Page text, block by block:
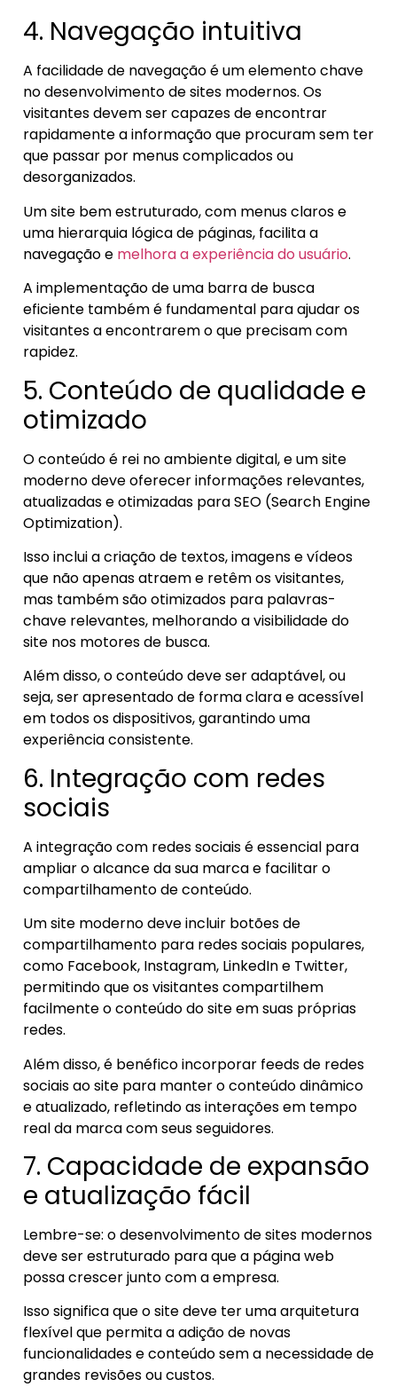
4. Navegação intuitiva
A facilidade de navegação é um elemento chave
no desenvolvimento de sites modernos. Os
visitantes devem ser capazes de encontrar
rapidamente a informação que procuram sem ter
que passar por menus complicados ou
desorganizados.
Um site bem estruturado, com menus claros e
uma hierarquia lógica de páginas, facilita a
navegação e melhora a experiência do usuário.
A implementação de uma barra de busca
eficiente também é fundamental para ajudar os
visitantes a encontrarem o que precisam com
rapidez.
5. Conteúdo de qualidade e
otimizado
O conteúdo é rei no ambiente digital, e um site
moderno deve oferecer informações relevantes,
atualizadas e otimizadas para SEO (Search Engine
Optimization).
Isso inclui a criação de textos, imagens e vídeos
que não apenas atraem e retêm os visitantes,
mas também são otimizados para palavras-
chave relevantes, melhorando a visibilidade do
site nos motores de busca.
Além disso, o conteúdo deve ser adaptável, ou
seja, ser apresentado de forma clara e acessível
em todos os dispositivos, garantindo uma
experiência consistente.
6. Integração com redes
sociais
A integração com redes sociais é essencial para
ampliar o alcance da sua marca e facilitar o
compartilhamento de conteúdo.
Um site moderno deve incluir botões de
compartilhamento para redes sociais populares,
como Facebook, Instagram, LinkedIn e Twitter,
permitindo que os visitantes compartilhem
facilmente o conteúdo do site em suas próprias
redes.
Além disso, é benéfico incorporar feeds de redes
sociais ao site para manter o conteúdo dinâmico
e atualizado, refletindo as interações em tempo
real da marca com seus seguidores.
7. Capacidade de expansão
e atualização fácil
Lembre-se: o desenvolvimento de sites modernos
deve ser estruturado para que a página web
possa crescer junto com a empresa.
Isso significa que o site deve ter uma arquitetura
flexível que permita a adição de novas
funcionalidades e conteúdo sem a necessidade de
grandes revisões ou custos.